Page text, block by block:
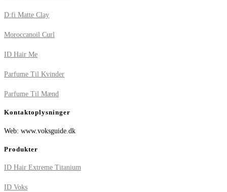
D:fi Matte Clay
Moroccanoil Curl
ID Hair Me
Parfume Til Kvinder
Parfume Til Mænd
Kontaktoplysninger
Web: www.voksguide.dk
Produkter
ID Hair Extreme Titanium
ID Voks